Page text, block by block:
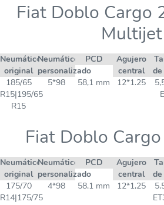
Fiat Doblo Cargo
Multijet
Neumático
original
Neumático
personalizado
PCD
Agujero
central
185/65
R15|195/65
R15
5*98 58,1 mm 12*1.25
Fiat Doblo
Neumático
original
Neumático
personalizado
PCD
Agujero
central
175/70
R14|175/75
4*98 58,1 mm 12*1,25